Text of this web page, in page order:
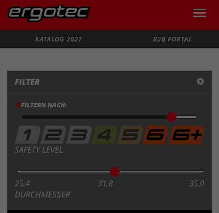
Toggle
KATALOG 2027
B2B PORTAL
FILTER
FILTERN NACH:
SAFETY LEVEL
25,4 31,8 35,0
DURCHMESSER